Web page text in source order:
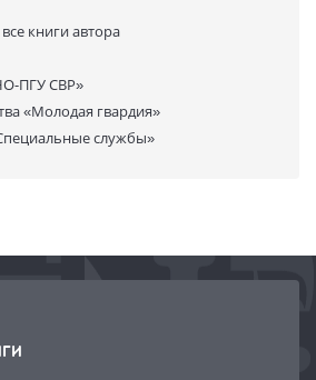
В этом ему помогли ученики, коллеги и
а также — Гоар Левоновна
все книги автора
ПГУ СВР»
«Молодая гвардия»
службы»